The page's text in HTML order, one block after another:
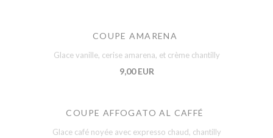
COUPE AMARENA
Glace vanille, cerise amarena, et crème chantilly
9,00 EUR
COUPE AFFOGATO AL CAFFÉ
Glace café noyée avec expresso chaud, chantilly